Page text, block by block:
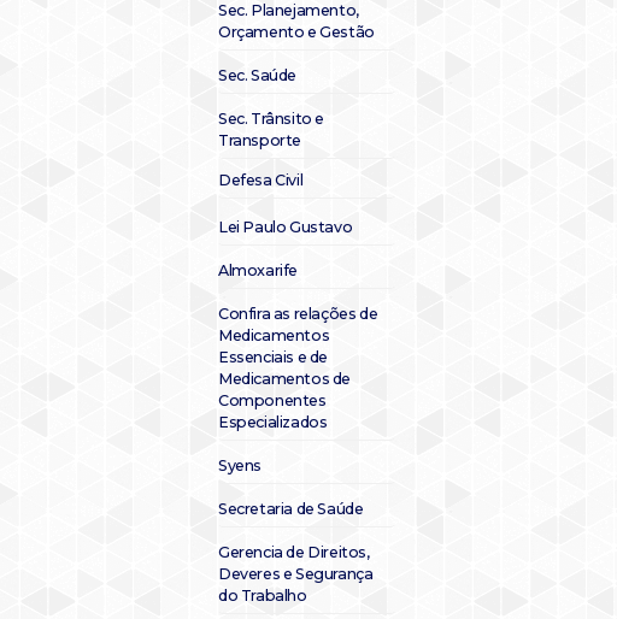
Sec. Planejamento,
Orçamento e Gestão
Sec. Saúde
Sec. Trânsito e
Transporte
Defesa Civil
Lei Paulo Gustavo
Almoxarife
Confira as relações de
Medicamentos
Essenciais e de
Medicamentos de
Componentes
Especializados
Syens
Secretaria de Saúde
Gerencia de Direitos,
Deveres e Segurança
do Trabalho